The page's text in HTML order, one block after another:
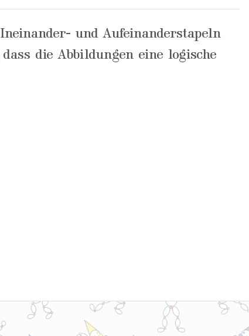
und Aufeinanderstapeln
die Abbildungen eine logische